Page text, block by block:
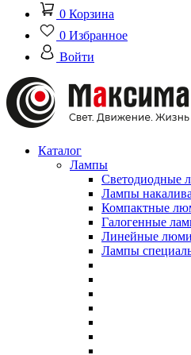
0 Корзина
0 Избранное
Войти
Каталог
Лампы
Светодиодные
Лампы
Компактные
Галогенные
Линейные
Лампы